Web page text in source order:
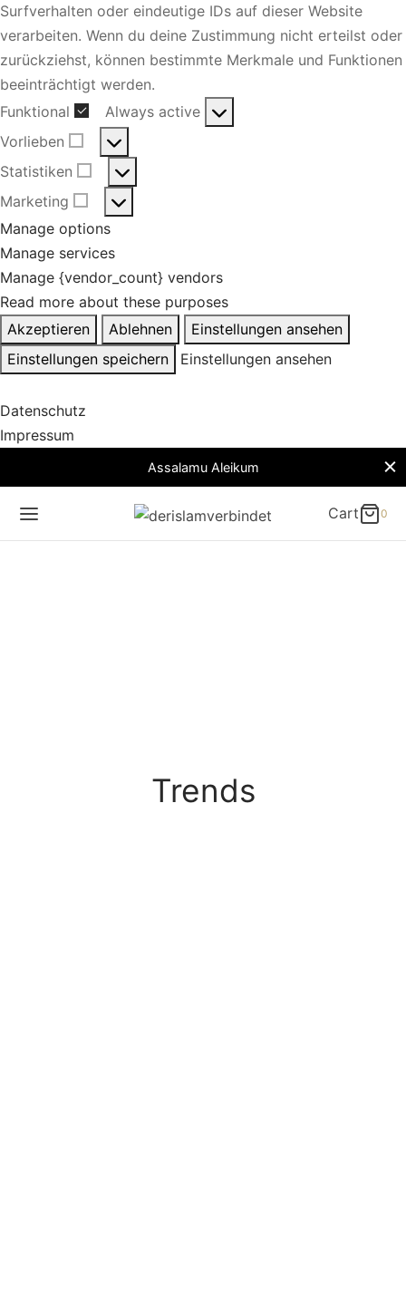
Surfverhalten oder eindeutige IDs auf dieser Website
verarbeiten. Wenn du deine Zustimmung nicht erteilst oder
zurückziehst, können bestimmte Merkmale und Funktionen
beeinträchtigt werden.
Funktional
Funktional
Always active
Vorlieben
Vorlieben
Statistiken
Statistiken
Marketing
Marketing
Manage options
Manage services
Manage {vendor_count} vendors
Read more about these purposes
Akzeptieren
Ablehnen
Einstellungen ansehen
Einstellungen speichern
Einstellungen ansehen
Datenschutz
Impressum
Assalamu Aleikum
Cart 0
Trends